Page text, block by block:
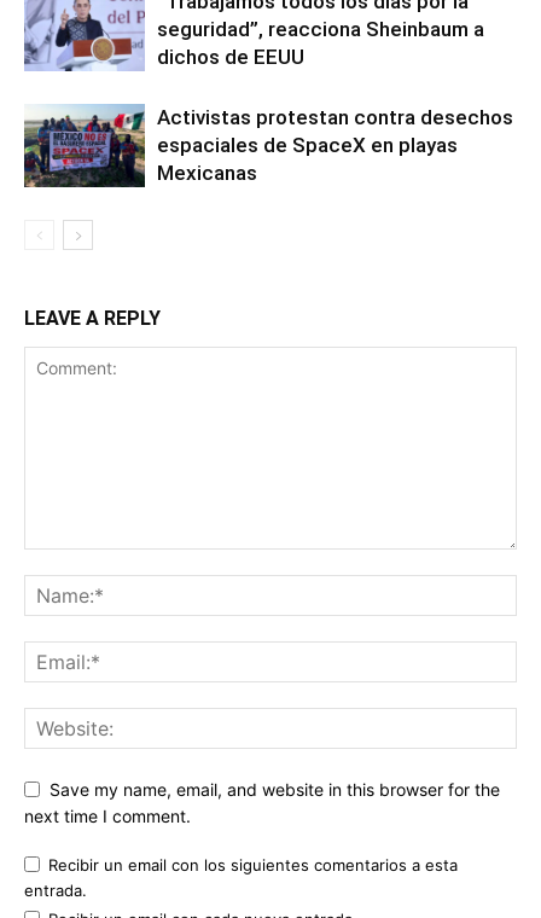
seguridad”, reacciona Sheinbaum a
dichos de EEUU
Activistas protestan contra desechos
espaciales de SpaceX en playas
Mexicanas
LEAVE A REPLY
Save my name, email, and website in this browser for the
next time I comment.
Recibir un email con los siguientes comentarios a esta
entrada.